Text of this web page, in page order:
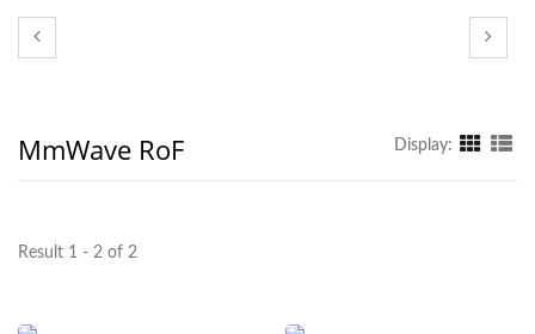
MmWave RoF Display:
Result 1 - 2 of 2